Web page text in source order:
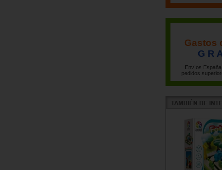
Gastos
G R
Envíos
pedidos